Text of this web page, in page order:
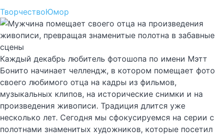
ТворчествоЮмор
Каждый декабрь любитель фотошопа по имени Мэтт
Бонито начинает челлендж, в котором помещает фото
своего любимого отца на кадры из фильмов,
музыкальных клипов, на исторические снимки и на
произведения живописи. Традиция длится уже
несколько лет. Сегодня мы сфокусируемся на серии с
полотнами знаменитых художников, которые посетил